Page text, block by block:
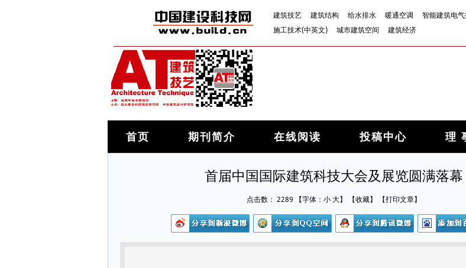
建筑技艺 建筑结构 给水排水 暖通空调 智能建筑电
施工技术(中英文)
城市建筑空间 建筑经济
首页 期刊简介 在线阅读 投稿中心 理
首届中国国际建筑科技大会及展览圆满落幕
点击数： 2289 【字体： 小大】 【收藏】 【打印文章】